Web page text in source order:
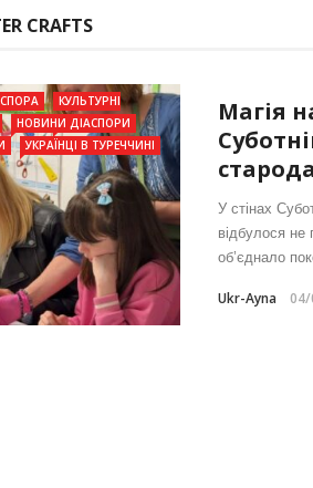
CRAFTS
КУЛЬТУРНІ
НОВИНИ ДІАСПОРИ
УКРАЇНЦІ В ТУРЕЧЧИНІ
Магія
У стінах
відбулося
об’єднало
Ukr-Ayna 04/